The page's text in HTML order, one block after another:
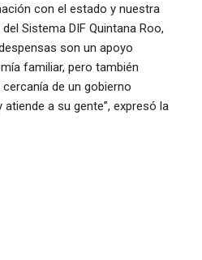
con el estado y nuestra
Sistema DIF Quintana Roo,
son un apoyo
familiar, pero también
de un gobierno
a su gente”, expresó la